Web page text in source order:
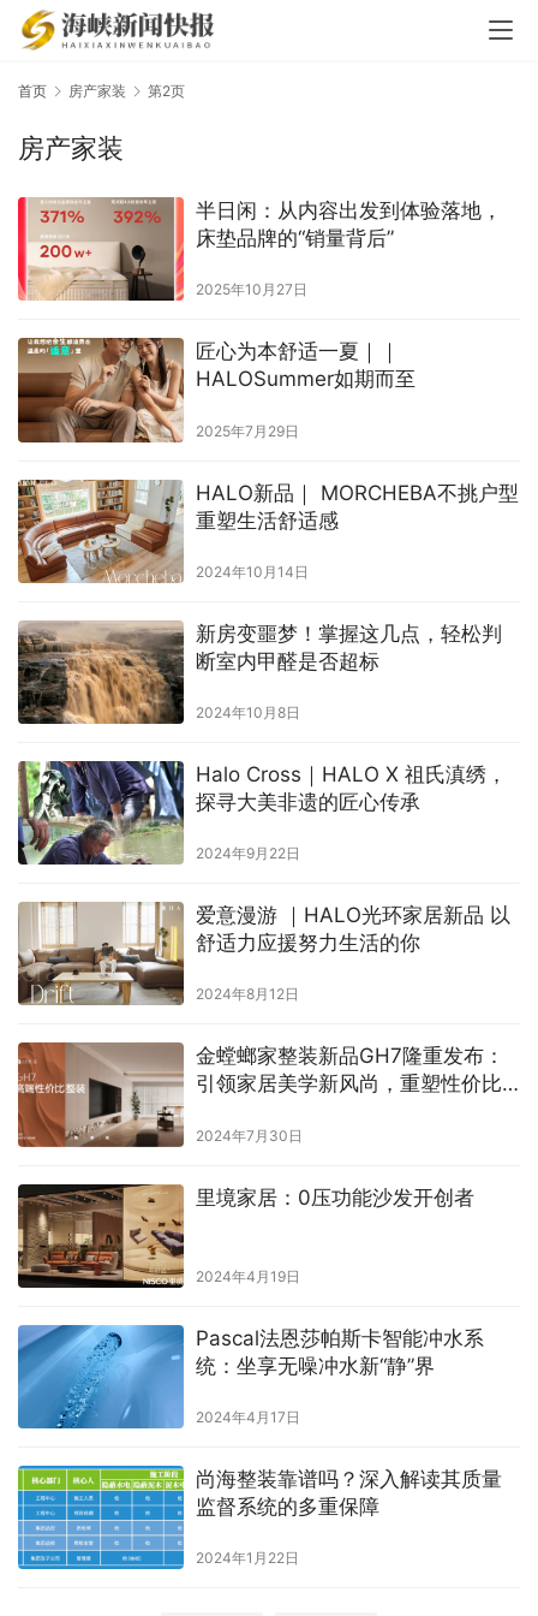
首页 房产家装 第2页
房产家装
半日闲：从内容出发到体验落地，
床垫品牌的“销量背后”
2025年10月27日
匠心为本舒适一夏｜｜
HALOSummer如期而至
2025年7月29日
HALO新品｜ MORCHEBA不挑户型
重塑生活舒适感
2024年10月14日
新房变噩梦！掌握这几点，轻松判
断室内甲醛是否超标
2024年10月8日
Halo Cross｜HALO X 祖氏滇绣，
探寻大美非遗的匠心传承
2024年9月22日
爱意漫游 ｜HALO光环家居新品 以
舒适力应援努力生活的你
2024年8月12日
金螳螂家整装新品GH7隆重发布：
引领家居美学新风尚，重塑性价比
2024年7月30日
里境家居：0压功能沙发开创者
2024年4月19日
Pascal法恩莎帕斯卡智能冲水系
统：坐享无噪冲水新“静”界
2024年4月17日
尚海整装靠谱吗？深入解读其质量
监督系统的多重保障
2024年1月22日